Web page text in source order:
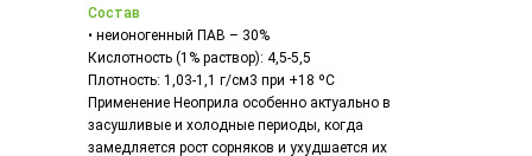
• неионогенный ПАВ – 30%
Кислотность (1% раствор): 4,5-5,5
Плотность: 1,03-1,1 г/см3 при +18 ºС
Применение Неоприла особенно актуально в
засушливые и холодные периоды, когда
замедляется рост сорняков и ухудшается их
Состав